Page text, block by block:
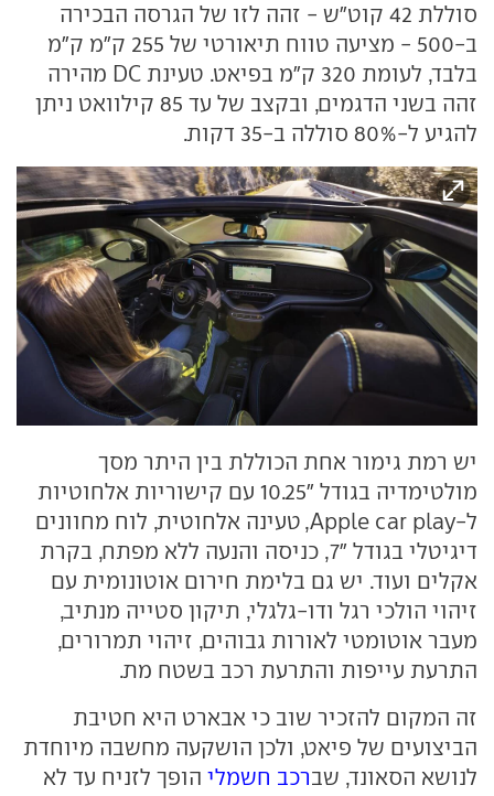
סוללת 42 קוט"ש - זהה לזו של הגרסה הבכירה
ב-500 - מציעה טווח תיאורטי של 255 ק"מ ק"מ
בלבד, לעומת 320 ק"מ בפיאט. טעינת DC מהירה
זהה בשני הדגמים, ובקצב של עד 85 קילוואט ניתן
להגיע ל-80% סוללה ב-35 דקות.
יש רמת גימור אחת הכוללת בין היתר מסך
מולטימדיה בגודל "10.25 עם קישוריות אלחוטיות
ל-Apple car play, טעינה אלחוטית, לוח מחוונים
דיגיטלי בגודל "7, כניסה והנעה ללא מפתח, בקרת
אקלים ועוד. יש גם בלימת חירום אוטונומית עם
זיהוי הולכי רגל ודו-גלגלי, תיקון סטייה מנתיב,
מעבר אוטומטי לאורות גבוהים, זיהוי תמרורים,
התרעת עייפות והתרעת רכב בשטח מת.
זה המקום להזכיר שוב כי אבארט היא חטיבת
הביצועים של פיאט, ולכן הושקעה מחשבה מיוחדת
לנושא הסאונד, שברכב חשמלי הופך לזניח עד לא